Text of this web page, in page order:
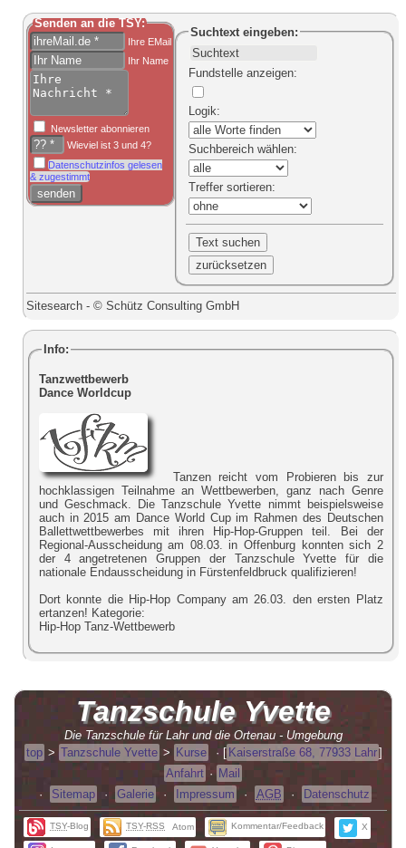
Senden an die TSY:
Ihre EMail
Ihr Name
Newsletter abonnieren
Wieviel ist 3 und 4?
Datenschutzinfos gelesen
& zugestimmt
Suchtexteingeben:
Fundstelle anzeigen:
Logik:
Suchbereichwählen:
Treffer sortieren:
Sitesearch - © Schütz Consulting GmbH
Info:
Tanzwettbewerb
Dance Worldcup
Tanzen reicht vom Probieren bis zur
hochklassigen Teilnahme an Wettbewerben, ganz nach Genre
und Geschmack. Die Tanzschule Yvette nimmt beispielsweise
auch in 2015 am Dance World Cup im Rahmen des Deutschen
Ballettwettbewerbes mit ihren Hip-Hop-Gruppen teil. Bei der
Regional-Ausscheidung am 08.03. in Offenburg konnten sich 2
der 4 angetretenen Gruppen der Tanzschule Yvette für die
nationale Endausscheidung in Fürstenfeldbruck qualifizieren!
Dort konnte die Hip-Hop Company am 26.03. den ersten Platz
ertanzen! Kategorie:
Hip-Hop Tanz-Wettbewerb
Tanzschule Yvette
Die Tanzschule für Lahr und die Ortenau - Umgebung
top > Tanzschule Yvette > Kurse · [ Kaiserstraße 68, 77933 Lahr]
Anfahrt · Mail
·
Sitemap · Galerie · Impressum · AGB · Datenschutz
TSY-Blog TSY-RSS Atom Kommentar/Feedback X